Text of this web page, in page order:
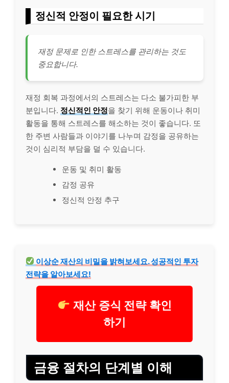
정신적 안정이 필요한 시기
재정 문제로 인한 스트레스를 관리하는 것도
중요합니다.
재정 회복 과정에서의 스트레스는 다소 불가피한 부
분입니다. 정신적인 안정을 찾기 위해 운동이나 취미
활동을 통해 스트레스를 해소하는 것이 좋습니다. 또
한 주변 사람들과 이야기를 나누며 감정을 공유하는
것이 심리적 부담을 덜 수 있습니다.
운동 및 취미 활동
감정 공유
정신적 안정 추구
이상순 재산의 비밀을 밝혀보세요. 성공적인 투자
전략을 알아보세요!
재산 증식 전략 확인
하기
금융 절차의 단계별 이해